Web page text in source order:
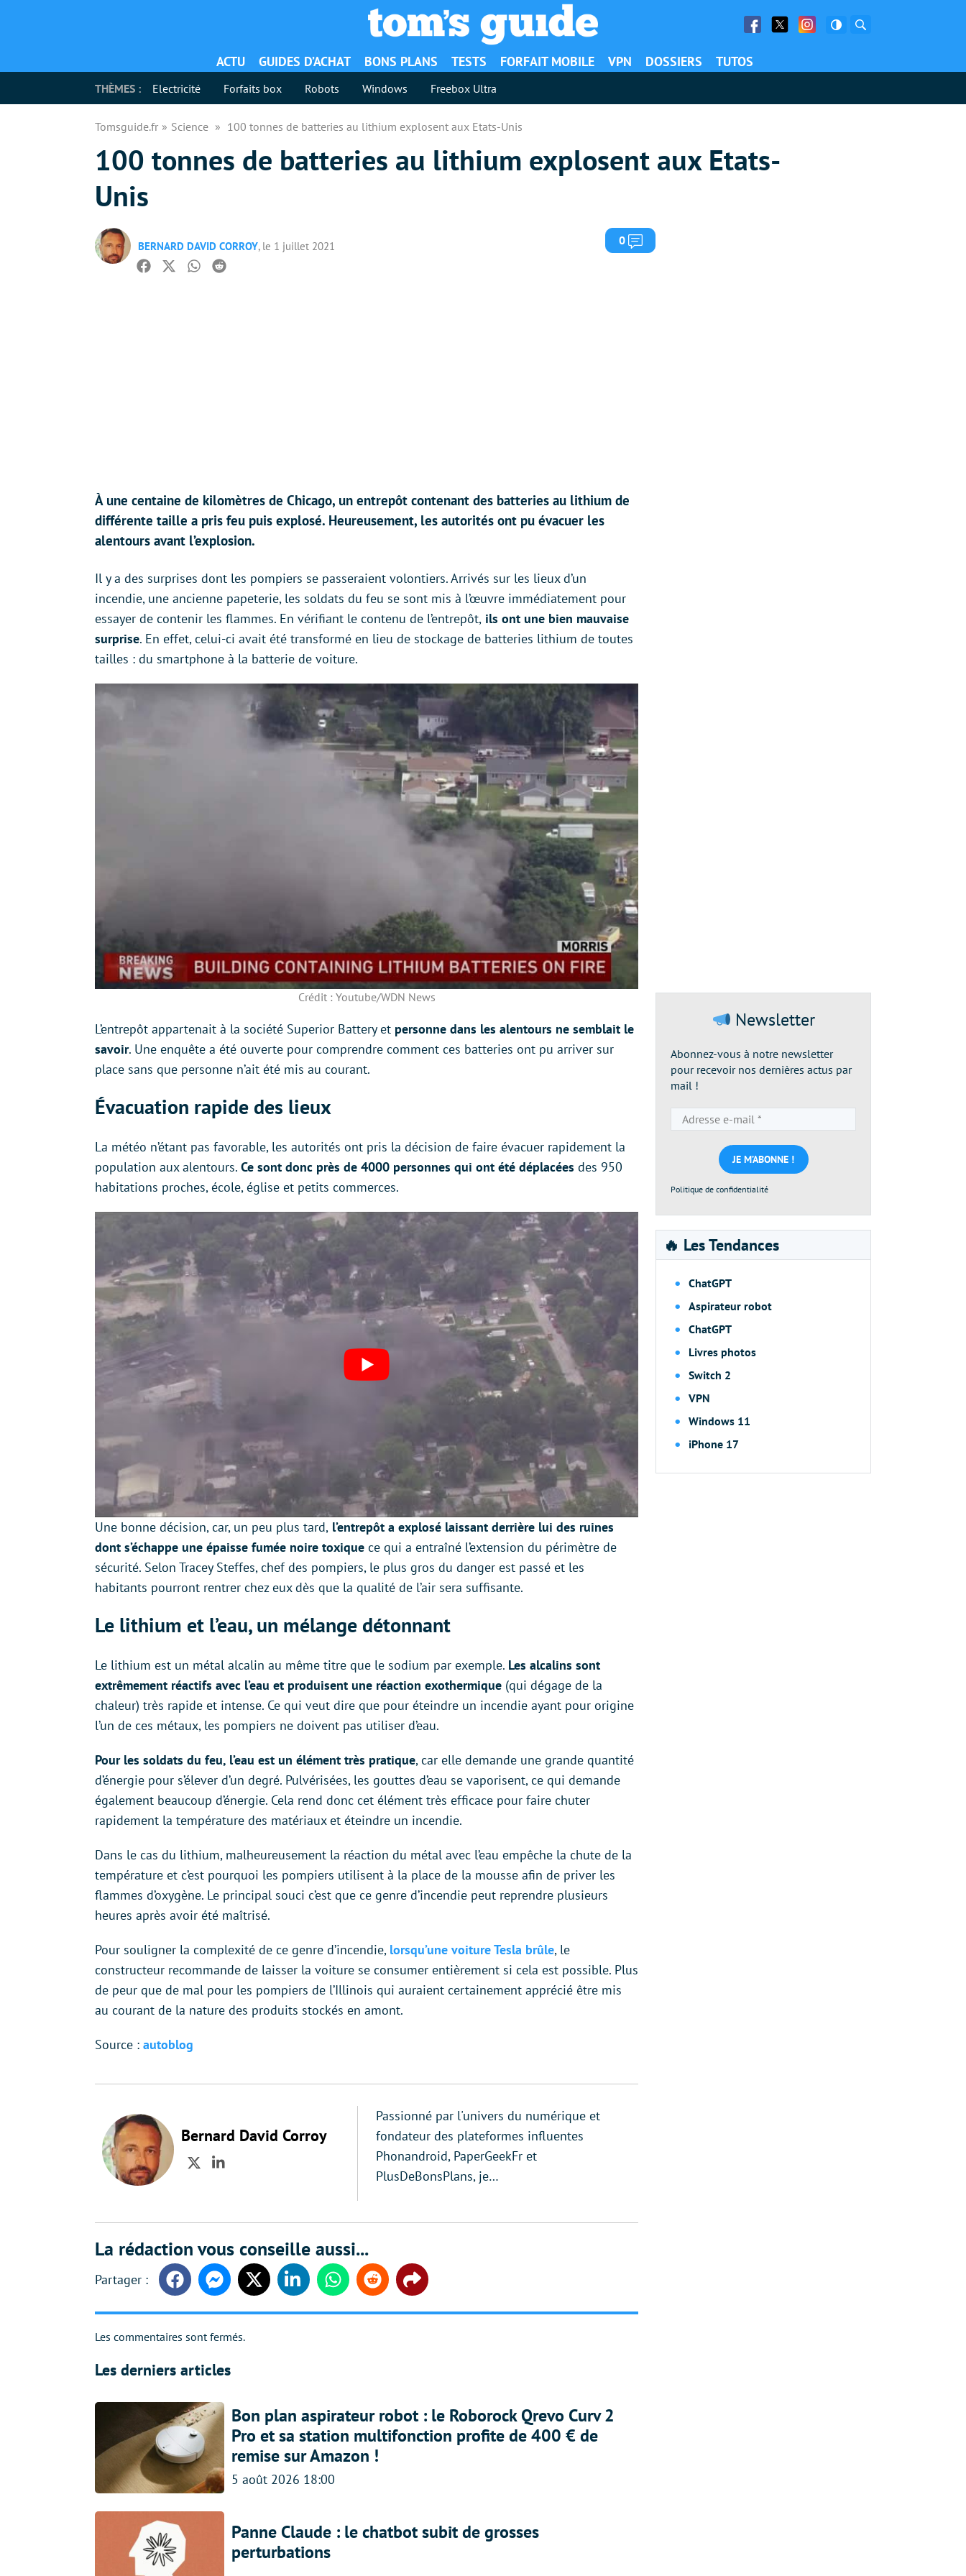
Facebook
Twitter Facebook
ACTU GUIDES D’ACHAT BONS PLANS TESTS FORFAIT MOBILE VPN DOSSIERS TUTOS
THÈMES : Electricité Forfaits box Robots Windows Freebox Ultra
Tomsguide.fr Science 100 tonnes de batteries au lithium explosent aux Etats-Unis
100 tonnes de batteries au lithium explosent aux Etats-
Unis
BERNARD DAVID CORROY, le 1 juillet 2021 0 Commentaires
Facebook
TwitterWhatsapp
Reddit
À une centaine de kilomètres de Chicago, un entrepôt contenant des batteries au lithium de
différente taille a pris feu puis explosé. Heureusement, les autorités ont pu évacuer les
alentours avant l’explosion.
Il y a des surprises dont les pompiers se passeraient volontiers. Arrivés sur les lieux d’un
incendie, une ancienne papeterie, les soldats du feu se sont mis à l’œuvre immédiatement pour
essayer de contenir les flammes. En vérifiant le contenu de l’entrepôt, ils ont une bien mauvaise
surprise. En effet, celui-ci avait été transformé en lieu de stockage de batteries lithium de toutes
tailles : du smartphone à la batterie de voiture.
Crédit : Youtube/WDN News
L’entrepôt appartenait à la société Superior Battery et personne dans les alentours ne semblait le
savoir. Une enquête a été ouverte pour comprendre comment ces batteries ont pu arriver sur
place sans que personne n’ait été mis au courant.
Évacuation rapide des lieux
La météo n’étant pas favorable, les autorités ont pris la décision de faire évacuer rapidement la
population aux alentours. Ce sont donc près de 4000 personnes qui ont été déplacées des 950
habitations proches, école, église et petits commerces.
Une bonne décision, car, un peu plus tard, l’entrepôt a explosé laissant derrière lui des ruines
dont s’échappe une épaisse fumée noire toxique ce qui a entraîné l’extension du périmètre de
sécurité. Selon Tracey Steffes, chef des pompiers, le plus gros du danger est passé et les
habitants pourront rentrer chez eux dès que la qualité de l’air sera suffisante.
Le lithium et l’eau, un mélange détonnant
Le lithium est un métal alcalin au même titre que le sodium par exemple. Les alcalins sont
extrêmement réactifs avec l’eau et produisent une réaction exothermique (qui dégage de la
chaleur) très rapide et intense. Ce qui veut dire que pour éteindre un incendie ayant pour origine
l’un de ces métaux, les pompiers ne doivent pas utiliser d’eau.
Pour les soldats du feu, l’eau est un élément très pratique, car elle demande une grande quantité
d’énergie pour s’élever d’un degré. Pulvérisées, les gouttes d’eau se vaporisent, ce qui demande
également beaucoup d’énergie. Cela rend donc cet élément très efficace pour faire chuter
rapidement la température des matériaux et éteindre un incendie.
Dans le cas du lithium, malheureusement la réaction du métal avec l’eau empêche la chute de la
température et c’est pourquoi les pompiers utilisent à la place de la mousse afin de priver les
flammes d’oxygène. Le principal souci c’est que ce genre d’incendie peut reprendre plusieurs
heures après avoir été maîtrisé.
Pour souligner la complexité de ce genre d’incendie, lorsqu’une voiture Tesla brûle, le
constructeur recommande de laisser la voiture se consumer entièrement si cela est possible. Plus
de peur que de mal pour les pompiers de l’Illinois qui auraient certainement apprécié être mis
au courant de la nature des produits stockés en amont.
Source : autoblog
Bernard David Corroy
TwitterLinkedIn
Passionné par l'univers du numérique et
fondateur des plateformes influentes
Phonandroid, PaperGeekFr et
PlusDeBonsPlans, je…
La rédaction vous conseille aussi...
FacebookMessengerTwitter LinkedinWhatsappReddit Share
Les commentaires sont fermés.
Les derniers articles
Bon plan aspirateur robot : le Roborock Qrevo Curv 2
Pro et sa station multifonction profite de 400 € de
remise sur Amazon !
5 août 2026 18:00
Panne Claude : le chatbot subit de grosses
perturbations
Newsletter
Abonnez-vous à notre newsletter
pour recevoir nos dernières actus par
mail !
e-
mail
*
Politique de confidentialité
🔥 Les Tendances
ChatGPT
Aspirateur robot
ChatGPT
Livres photos
Switch 2
VPN
Windows 11
iPhone 17